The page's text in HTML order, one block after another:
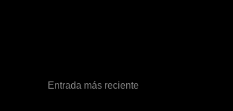
Entrada más reciente